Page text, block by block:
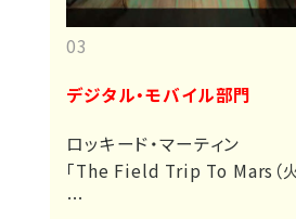
03
デジタル・モバイル部門
ロッキード・マーティン
「The Field Trip To Mars（
…